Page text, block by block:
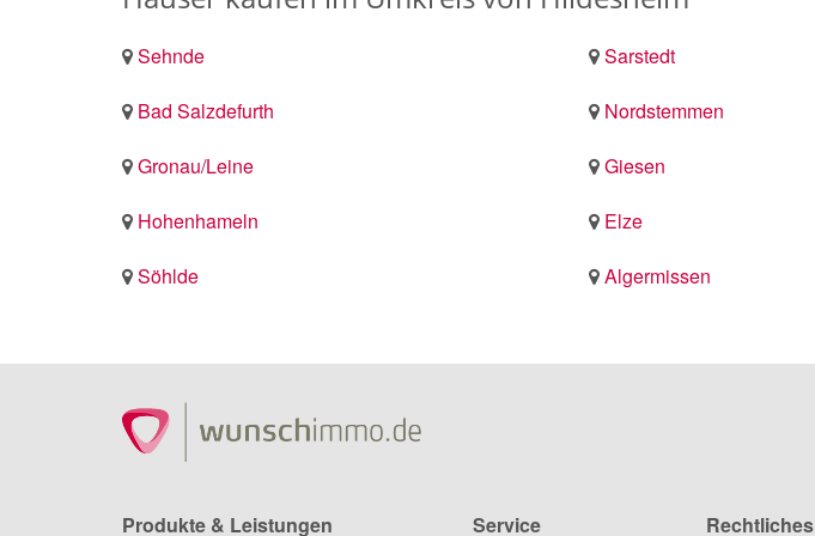
Sehnde Sarstedt
Bad Salzdefurth
Nordstemmen
Gronau/Leine
Giesen
Hohenhameln
Elze
Söhlde
Algermissen
Produkte & Leistungen Service Rechtliches